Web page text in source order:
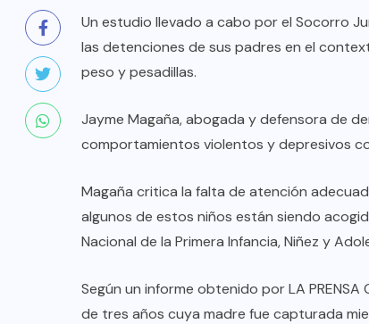
Un estudio llevado a cabo por el Socorro
las detenciones de sus padres en el
peso y pesadillas.
Jayme Magaña, abogada y defensora de
comportamientos violentos y depresivos
Magaña critica la falta de atención
algunos de estos niños están siendo
Nacional de la Primera Infancia, Niñez y
Según un informe obtenido por LA
de tres años cuya madre fue capturada